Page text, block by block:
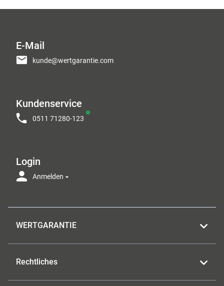
E-Mail
kunde@wertgarantie.com
Kundenservice
0511 71280-123
Login
Anmelden
WERTGARANTIE
Rechtliches